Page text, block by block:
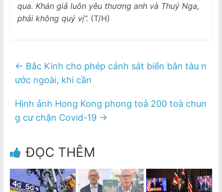
qua. Khán giả luôn yêu thương anh và Thuý Nga,
phải không quý vị”. (T/H)
← Bắc Kinh cho phép cảnh sát biển bắn tàu n
ước ngoài, khi cần
Hình ảnh Hong Kong phong toả 200 toà chun
g cư chặn Covid-19 →
ĐỌC THÊM